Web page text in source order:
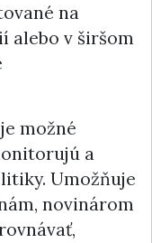
na
alebo v širšom
možné
a
Umožňuje
novinárom